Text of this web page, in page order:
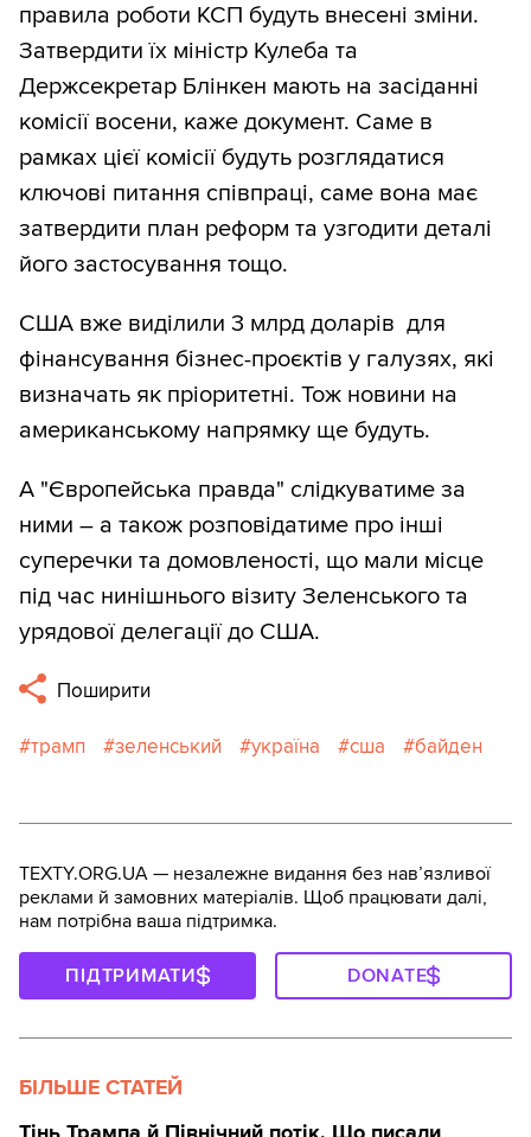
правила роботи КСП будуть внесені зміни.
Затвердити їх міністр Кулеба та
Держсекретар Блінкен мають на засіданні
комісії восени, каже документ. Саме в
рамках цієї комісії будуть розглядатися
ключові питання співпраці, саме вона має
затвердити план реформ та узгодити деталі
його застосування тощо.
США вже виділили 3 млрд доларів для
фінансування бізнес-проєктів у галузях, які
визначать як пріоритетні. Тож новини на
американському напрямку ще будуть.
А "Європейська правда" слідкуватиме за
ними – а також розповідатиме про інші
суперечки та домовленості, що мали місце
під час нинішнього візиту Зеленського та
урядової делегації до США.
Поширити
трамп зеленський україна сша байден
TEXTY.ORG.UA — незалежне видання без навʼязливої
реклами й замовних матеріалів. Щоб працювати далі,
нам потрібна ваша підтримка.
ПІДТРИМАТИ DONATE
БІЛЬШЕ СТАТЕЙ